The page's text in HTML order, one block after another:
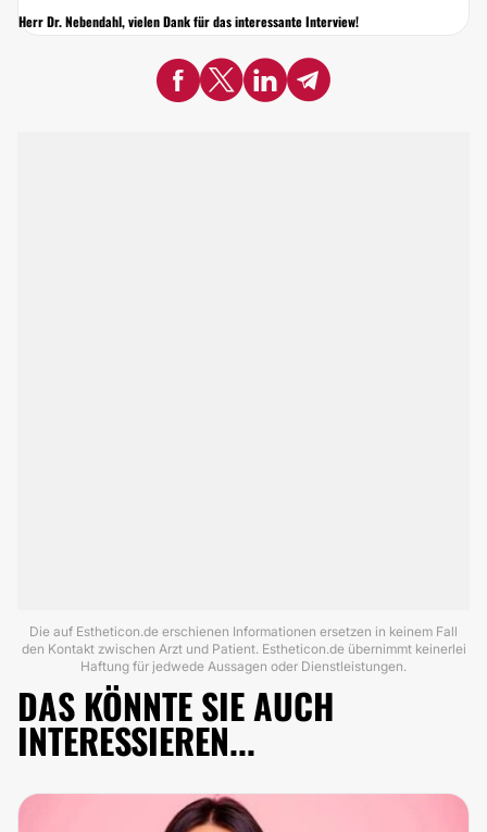
Herr Dr. Nebendahl, vielen Dank für das interessante Interview!
Die auf Estheticon.de erschienen Informationen ersetzen in keinem Fall
den Kontakt zwischen Arzt und Patient. Estheticon.de übernimmt keinerlei
Haftung für jedwede Aussagen oder Dienstleistungen.
DAS KÖNNTE SIE AUCH
INTERESSIEREN...